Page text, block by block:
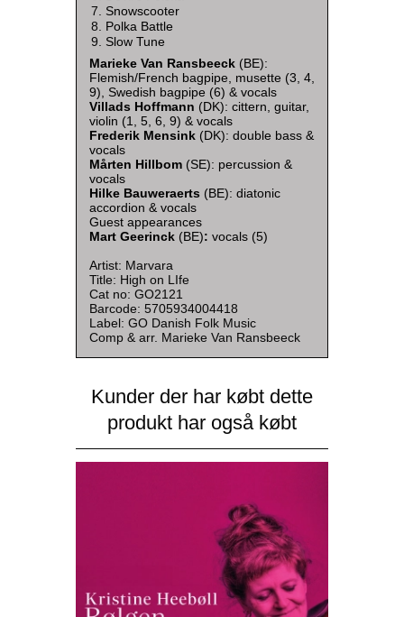
Snowscooter
Polka Battle
Slow Tune
Marieke Van Ransbeeck (BE):
Flemish/French bagpipe, musette (3, 4,
9), Swedish bagpipe (6) & vocals
Villads Hoffmann (DK): cittern, guitar,
violin (1, 5, 6, 9) & vocals
Frederik Mensink (DK): double bass &
vocals
Mårten Hillbom (SE): percussion &
vocals
Hilke Bauweraerts (BE): diatonic
accordion & vocals
Guest appearances
Mart Geerinck (BE): vocals (5)
Artist: Marvara
Title: High on LIfe
Cat no: GO2121
Barcode: 5705934004418
Label: GO Danish Folk Music
Comp & arr. Marieke Van Ransbeeck
Kunder der har købt dette
produkt har også købt